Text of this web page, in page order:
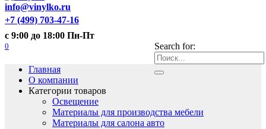
info@vinylko.ru
+7 (499) 703-47-16
с 9:00 до 18:00 Пн-Пт
Search for:
0
Главная
О компании
Категории товаров
Освещение
Материалы для производства мебели
Материалы для салона авто